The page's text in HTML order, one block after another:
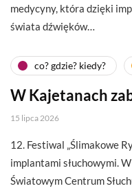
medycyny, która dzięki
świata dźwięków…
co? gdzie? kiedy?
W Kajetanach
15 lipca 2026
12. Festiwal „Ślimakowe
implantami słuchowymi.
Światowym Centrum